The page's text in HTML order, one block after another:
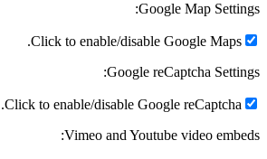
Google Map Settings:
Click to enable/disable Google Maps.
Google reCaptcha Settings:
Click to enable/disable Google reCaptcha.
Vimeo and Youtube video embeds: